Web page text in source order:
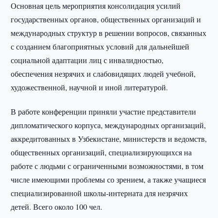
Основная цель мероприятия консолидация усилий
государственных органов, общественных организаций и
международных структур в решении вопросов, связанных
с созданием благоприятных условий для дальнейшей
социальной адаптации лиц с инвалидностью,
обеспечения незрячих и слабовидящих людей учебной,
художественной, научной и иной литературой.
В работе конференции приняли участие представители
дипломатического корпуса, международных организаций,
аккредитованных в Узбекистане, министерств и ведомств,
общественных организаций, специализирующихся на
работе с людьми с ограниченными возможностями, в том
числе имеющими проблемы со зрением, а также учащиеся
специализированной школы-интерната для незрячих
детей. Всего около 100 чел.